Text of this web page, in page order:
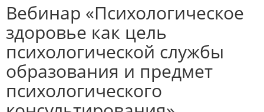
Вебинар «Психологическое
здоровье как цель
психологической службы
образования и предмет
психологического